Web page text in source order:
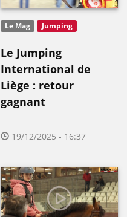
Le Mag Jumping
Le Jumping
International de
Liège : retour
gagnant
19/12/2025 - 16:37